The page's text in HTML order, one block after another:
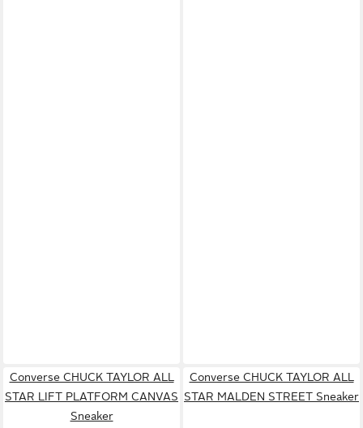
Converse CHUCK TAYLOR ALL
STAR LIFT PLATFORM CANVAS
Sneaker
Converse CHUCK TAYLOR ALL
STAR MALDEN STREET Sneaker